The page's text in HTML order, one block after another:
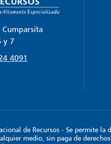
Cumparsita
y 7
4091
de Recursos - Se permite
medio, sin paga de